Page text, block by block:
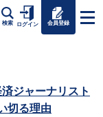
検索 ログイン 会員登録
ジャーナリスト
切る理由